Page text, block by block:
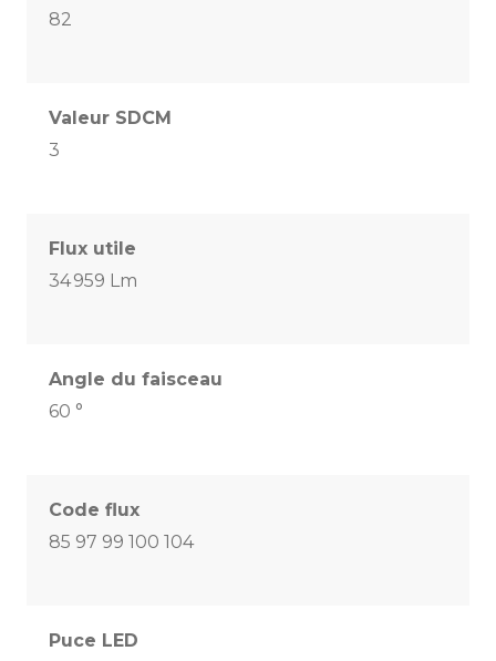
82
Valeur SDCM
3
Flux utile
34 959 Lm
Angle du faisceau
60 °
Code flux
85 97 99 100 104
Puce LED